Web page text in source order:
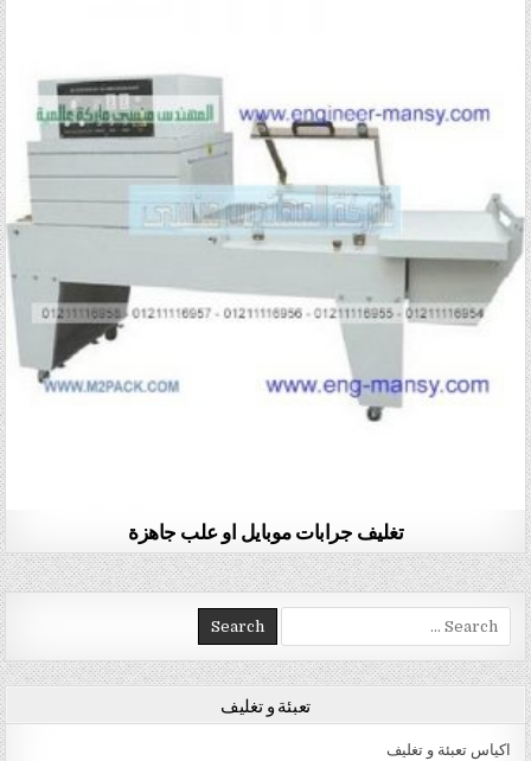
تغليف جرابات موبايل او علب جاهزة
Search for:
تعبئة و تغليف
اكياس تعبئة و تغليف